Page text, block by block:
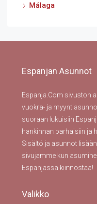
Málaga
Espanjan Asunnot
Espanja.Com sivuston
vuokra- ja
suoraan lukuisiin
hankinnan parhaisiin ja
Sisältö ja asunnot
sivujamme kun
Espanjassa kiinnostaa!
Valikko